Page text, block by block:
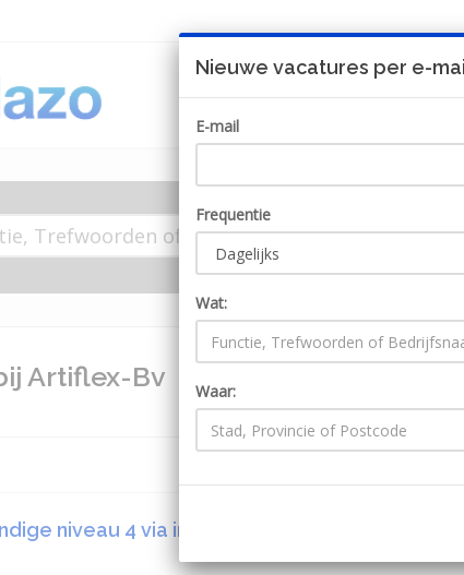
Artiflex-Bv Ontvang JobAlert
niveau 4 via in Noord-Brabant, Midden …
Nieuwe vacatures per e-
E-mail
Frequentie
Wat:
Waar: